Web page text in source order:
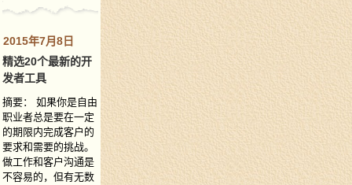
2015年7月8日
精选20个最新的开
发者工具
摘要： 如果你是自由
职业者总是要在一定
的期限内完成客户的
要求和需要的挑战。
做工作和客户沟通是
不容易的，但有无数